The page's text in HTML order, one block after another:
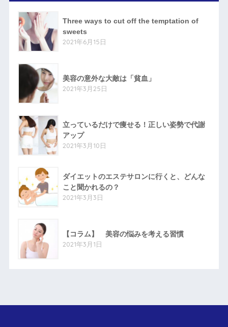
Three ways to cut off the temptation of
sweets
2021年6月15日
美容の意外な大敵は「貧血」
2021年3月25日
立っているだけで痩せる！正しい姿勢で代謝
アップ
2021年3月10日
ダイエットのエステサロンに行くと、どんな
こと聞かれるの？
2021年3月3日
【コラム】 美容の悩みを考える習慣
2021年3月1日